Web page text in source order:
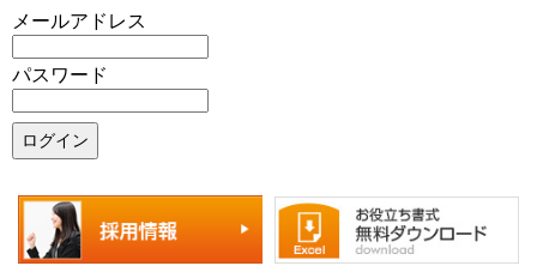
メールアドレス
パスワード